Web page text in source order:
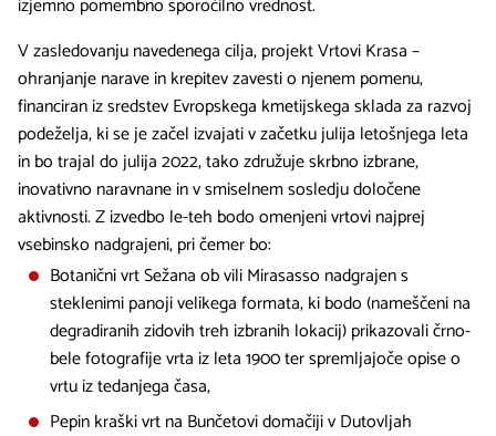
izjemno pomembno sporočilno vrednost.
V zasledovanju navedenega cilja, projekt Vrtovi Krasa –
ohranjanje narave in krepitev zavesti o njenem pomenu,
financiran iz sredstev Evropskega kmetijskega sklada za razvoj
podeželja, ki se je začel izvajati v začetku julija letošnjega leta
in bo trajal do julija 2022, tako združuje skrbno izbrane,
inovativno naravnane in v smiselnem sosledju določene
aktivnosti. Z izvedbo le-teh bodo omenjeni vrtovi najprej
vsebinsko nadgrajeni, pri čemer bo:
Botanični vrt Sežana ob vili Mirasasso nadgrajen s
steklenimi panoji velikega formata, ki bodo (nameščeni na
degradiranih zidovih treh izbranih lokacij) prikazovali črno-
bele fotografije vrta iz leta 1900 ter spremljajoče opise o
vrtu iz tedanjega časa,
Pepin kraški vrt na Bunčetovi domačiji v Dutovljah